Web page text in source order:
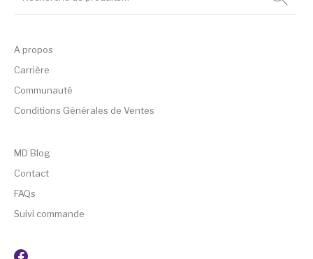
A propos
Carrière
Communauté
Conditions Générales de Ventes
MD Blog
Contact
FAQs
Suivi commande